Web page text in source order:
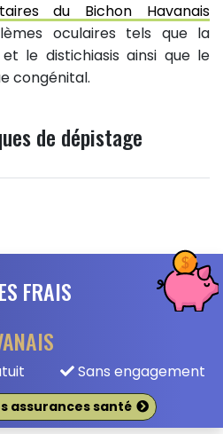
du Bichon Havanais
oculaires tels que la
le distichiasis ainsi que le
congénital.
de dépistage
FRAIS
Sans engagement
assurances santé